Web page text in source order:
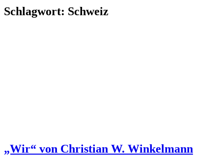
Schlagwort: Schweiz
„Wir“ von Christian W. Winkelmann